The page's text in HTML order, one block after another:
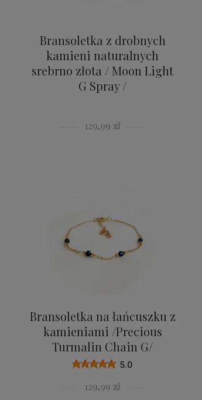
Bransoletka z drobnych
kamieni naturalnych
srebrno złota / Moon Light
G Spray /
129,99 zł
Bransoletka na łańcuszku z
kamieniami /Precious
Turmalin Chain G/
5.0
129,99 zł